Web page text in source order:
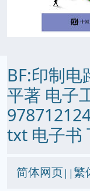
BF:印制电
平著 电子
txt 电子书
简体网页||繁